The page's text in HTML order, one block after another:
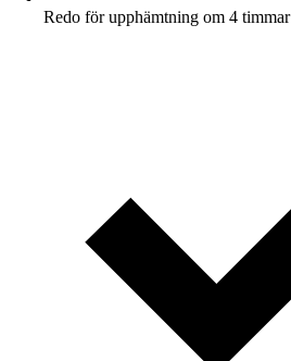
Redo för upphämtning om 4 timmar